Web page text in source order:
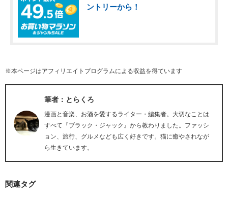
ントリーから！
※本ページはアフィリエイトプログラムによる収益を得ています
筆者：とらくろ
漫画と音楽、お酒を愛するライター・編集者。大切なことは
すべて『ブラック・ジャック』から教わりました。ファッシ
ョン、旅行、グルメなども広く好きです。猫に癒やされなが
ら生きています。
関連タグ